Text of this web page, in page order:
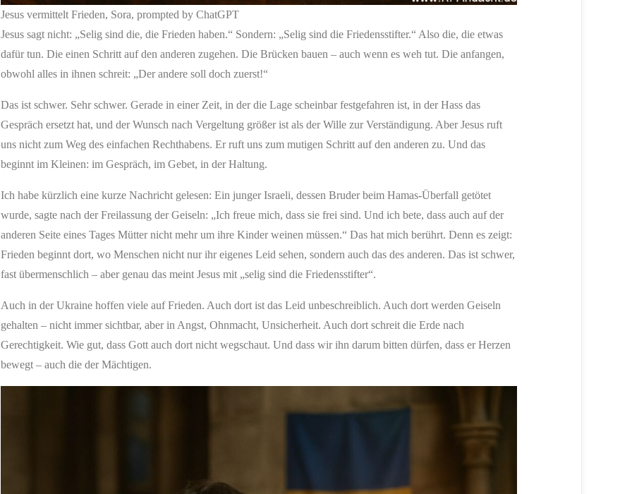
Jesus vermittelt Frieden, Sora, prompted by ChatGPT
Jesus sagt nicht: „Selig sind die, die Frieden haben.“ Sondern: „Selig sind die Friedensstifter.“ Also die, die etwas
dafür tun. Die einen Schritt auf den anderen zugehen. Die Brücken bauen – auch wenn es weh tut. Die anfangen,
obwohl alles in ihnen schreit: „Der andere soll doch zuerst!“
Das ist schwer. Sehr schwer. Gerade in einer Zeit, in der die Lage scheinbar festgefahren ist, in der Hass das
Gespräch ersetzt hat, und der Wunsch nach Vergeltung größer ist als der Wille zur Verständigung. Aber Jesus ruft
uns nicht zum Weg des einfachen Rechthabens. Er ruft uns zum mutigen Schritt auf den anderen zu. Und das
beginnt im Kleinen: im Gespräch, im Gebet, in der Haltung.
Ich habe kürzlich eine kurze Nachricht gelesen: Ein junger Israeli, dessen Bruder beim Hamas-Überfall getötet
wurde, sagte nach der Freilassung der Geiseln: „Ich freue mich, dass sie frei sind. Und ich bete, dass auch auf der
anderen Seite eines Tages Mütter nicht mehr um ihre Kinder weinen müssen.“ Das hat mich berührt. Denn es zeigt:
Frieden beginnt dort, wo Menschen nicht nur ihr eigenes Leid sehen, sondern auch das des anderen. Das ist schwer,
fast übermenschlich – aber genau das meint Jesus mit „selig sind die Friedensstifter“.
Auch in der Ukraine hoffen viele auf Frieden. Auch dort ist das Leid unbeschreiblich. Auch dort werden Geiseln
gehalten – nicht immer sichtbar, aber in Angst, Ohnmacht, Unsicherheit. Auch dort schreit die Erde nach
Gerechtigkeit. Wie gut, dass Gott auch dort nicht wegschaut. Und dass wir ihn darum bitten dürfen, dass er Herzen
bewegt – auch die der Mächtigen.